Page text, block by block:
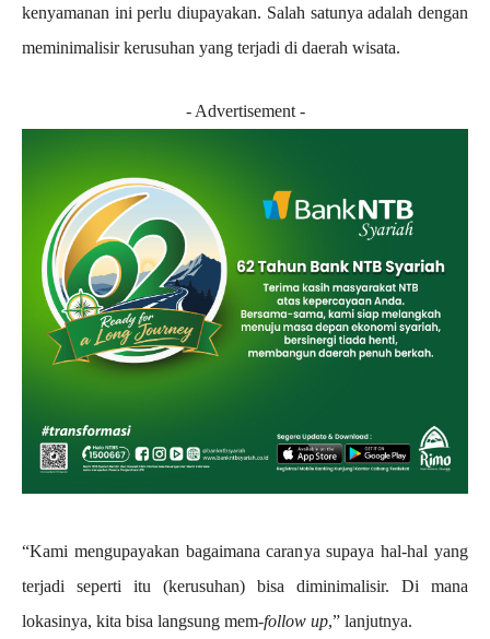
kenyamanan ini perlu diupayakan. Salah satunya adalah dengan
meminimalisir kerusuhan yang terjadi di daerah wisata.
- Advertisement -
“Kami mengupayakan bagaimana caranya supaya hal-hal yang
terjadi seperti itu (kerusuhan) bisa diminimalisir. Di mana
lokasinya, kita bisa langsung mem-follow up,” lanjutnya.